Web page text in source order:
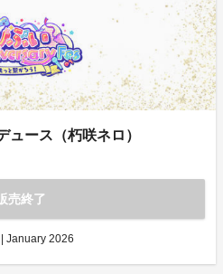
ュース（朽咲ネロ）
売終了
January 2026